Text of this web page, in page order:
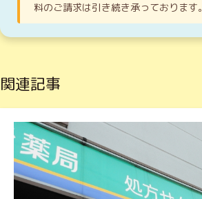
料のご請求は引き続き承っております。
関連記事